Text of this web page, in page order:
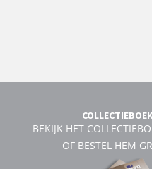
BEKIJK HET
OF BESTEL HEM